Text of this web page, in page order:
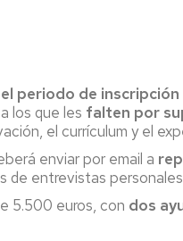
Información
y
Documentación
Grado
en
Cutural
Máster
en
Historia
Contemporánea
el periodo de
los que les falten por
el currículum y el
enviar por email a
de entrevistas
5.500 euros, con dos